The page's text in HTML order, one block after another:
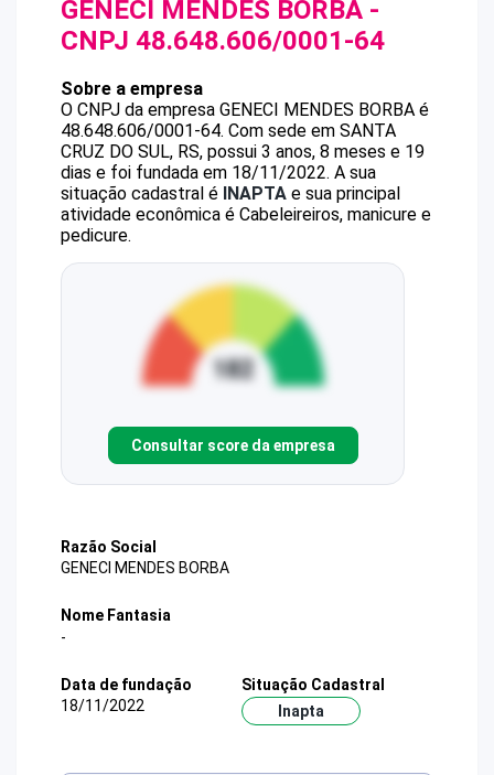
GENECI MENDES BORBA -
CNPJ 48.648.606/0001-64
Sobre a empresa
O CNPJ da empresa GENECI MENDES BORBA é
48.648.606/0001-64. Com sede em SANTA
CRUZ DO SUL, RS, possui 3 anos, 8 meses e 19
dias e foi fundada em 18/11/2022. A sua
situação cadastral é INAPTA e sua principal
atividade econômica é Cabeleireiros, manicure e
pedicure.
Consultar score da empresa
Razão Social
GENECI MENDES BORBA
Nome Fantasia
-
Data de fundação
18/11/2022
Situação Cadastral
Inapta